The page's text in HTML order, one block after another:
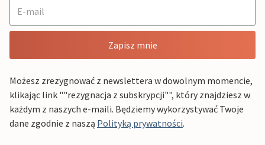
Zapisz mnie
Możesz zrezygnować z newslettera w dowolnym momencie,
klikając link ""rezygnacja z subskrypcji"", który znajdziesz w
każdym z naszych e-maili. Będziemy wykorzystywać Twoje
dane zgodnie z naszą Polityką prywatności.